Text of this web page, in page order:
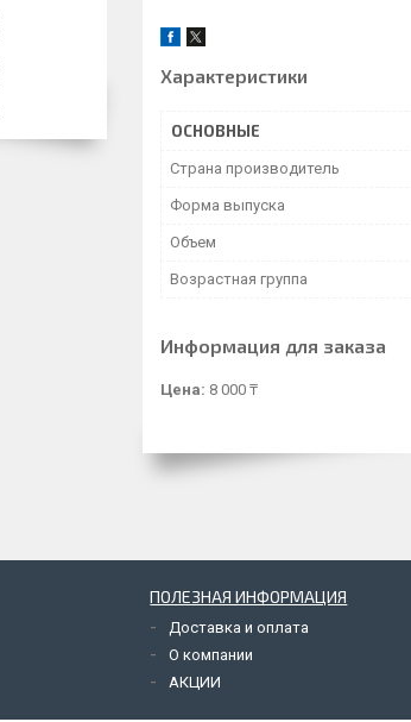
Характеристики
ОСНОВНЫЕ
Страна производитель
Форма выпуска
Объем
Возрастная группа
Информация для заказа
Цена: 8 000 ₸
ПОЛЕЗНАЯ ИНФОРМАЦИЯ
Доставка и оплата
О компании
АКЦИИ